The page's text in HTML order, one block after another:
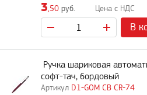
3,50 руб.
В
D1-GOM CB CR-74
Ручка шариковая
софт-тач, бордовый